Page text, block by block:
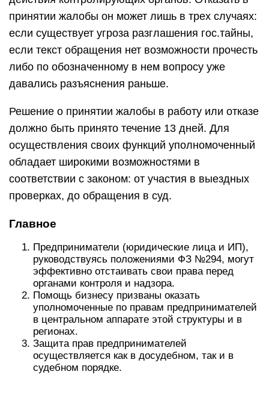
принятии жалобы он может лишь в трех случаях:
если существует угроза разглашения гос.тайны,
если текст обращения нет возможности прочесть
либо по обозначенному в нем вопросу уже
давались разъяснения раньше.
Решение о принятии жалобы в работу или отказе
должно быть принято течение 13 дней. Для
осуществления своих функций уполномоченный
обладает широкими возможностями в
соответствии с законом: от участия в выездных
проверках, до обращения в суд.
Главное
Предприниматели (юридические лица и ИП),
руководствуясь положениями ФЗ №294, могут
эффективно отстаивать свои права перед
органами контроля и надзора.
Помощь бизнесу призваны оказать
уполномоченные по правам предпринимателей
в центральном аппарате этой структуры и в
регионах.
Защита прав предпринимателей
осуществляется как в досудебном, так и в
судебном порядке.